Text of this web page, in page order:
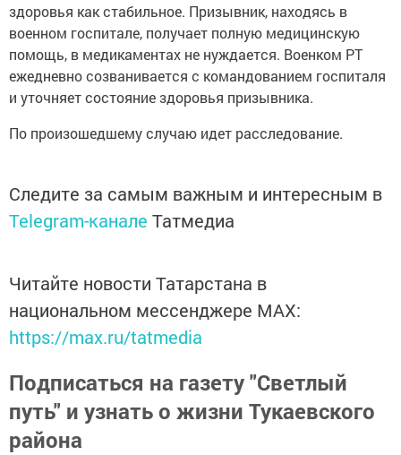
здоровья как стабильное. Призывник, находясь в
военном госпитале, получает полную медицинскую
помощь, в медикаментах не нуждается. Военком РТ
ежедневно созванивается с командованием госпиталя
и уточняет состояние здоровья призывника.
По произошедшему случаю идет расследование.
Следите за самым важным и интересным в
Telegram-канале Татмедиа
Читайте новости Татарстана в
национальном мессенджере MАХ:
https://max.ru/tatmedia
Подписаться на газету "Светлый
путь" и узнать о жизни Тукаевского
района